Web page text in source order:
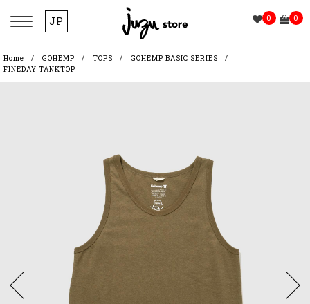
JP 0 0
Home GOHEMP TOPS
GOHEMP BASIC SERIES
FINEDAY TANKTOP